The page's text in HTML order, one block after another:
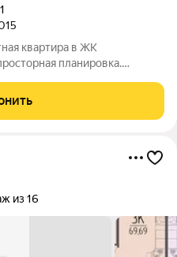
квартира в ЖК
планировка.
Классная
минутах хотьбы,
из 16